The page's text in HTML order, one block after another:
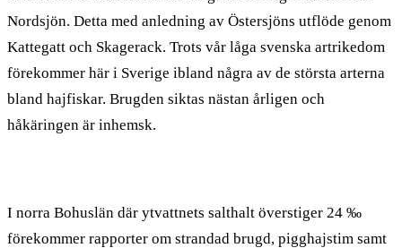
Nordsjön. Detta med anledning av Östersjöns utflöde genom
Kattegatt och Skagerack. Trots vår låga svenska artrikedom
förekommer här i Sverige ibland några av de största arterna
bland hajfiskar. Brugden siktas nästan årligen och
håkäringen är inhemsk.
I norra Bohuslän där ytvattnets salthalt överstiger 24 ‰
förekommer rapporter om strandad brugd, pigghajstim samt